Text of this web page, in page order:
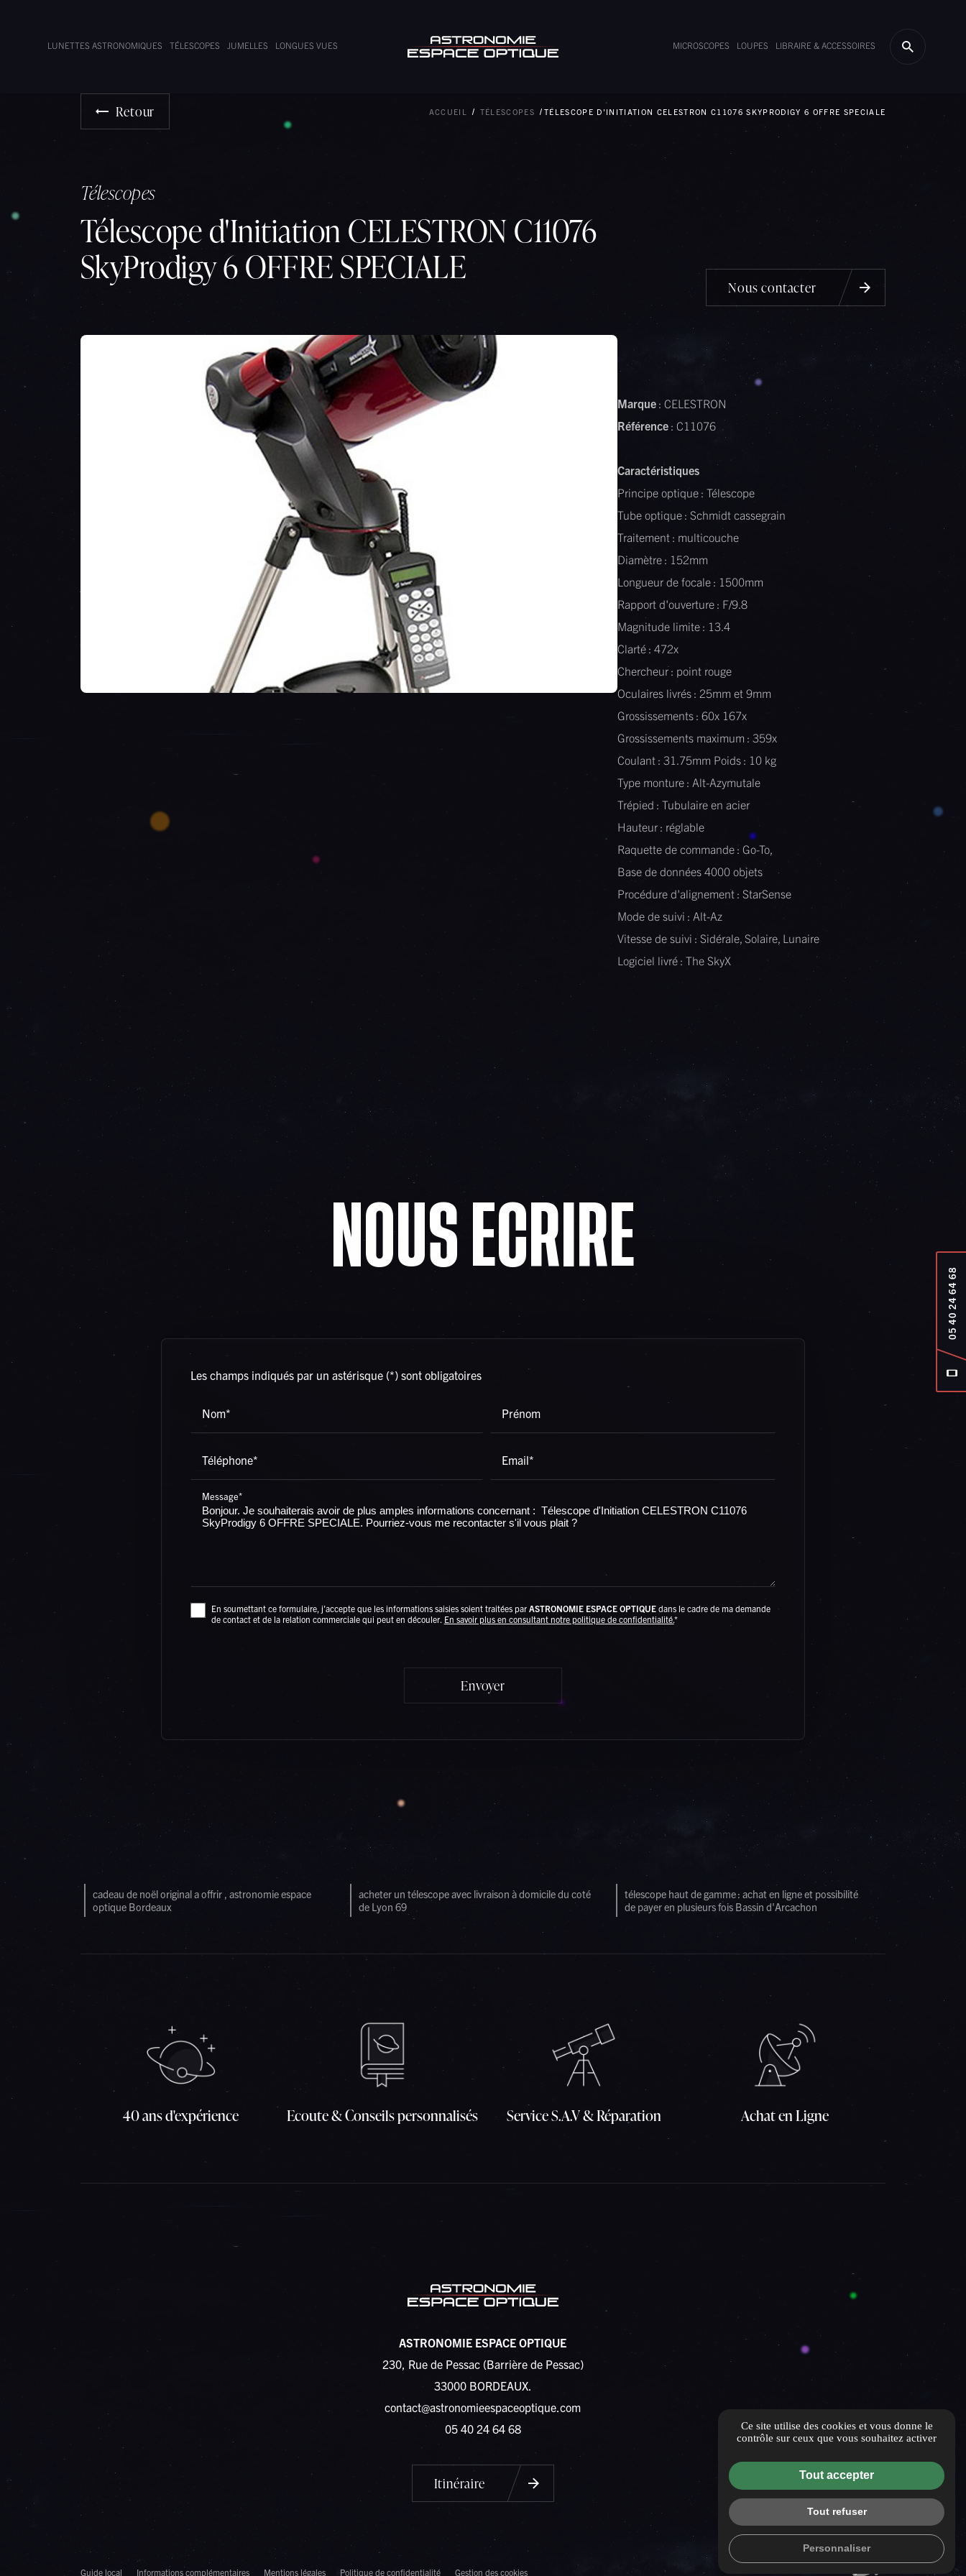
LUNETTES ASTRONOMIQUES TÉLESCOPES JUMELLES LONGUES VUES MICROSCOPES LOUPES LIBRAIRE & ACCESSOIRES
ACCUEIL TÉLESCOPES TÉLESCOPE D'INITIATION CELESTRON C11076 SKYPRODIGY 6 OFFRE SPECIALE
Retour
Télescopes
Télescope d'Initiation CELESTRON C11076
SkyProdigy 6 OFFRE SPECIALE
Nous contacter
Marque: CELESTRON
Référence: C11076
Caractéristiques
Principe optique : Télescope
Tube optique : Schmidt cassegrain
Traitement : multicouche
Diamètre : 152mm
Longueur de focale : 1500mm
Rapport d'ouverture : F/9.8
Magnitude limite : 13.4
Clarté : 472x
Chercheur : point rouge
Oculaires livrés : 25mm et 9mm
Grossissements : 60x 167x
Grossissements maximum : 359x
Coulant : 31.75mm Poids : 10 kg
Type monture : Alt-Azymutale
Trépied : Tubulaire en acier
Hauteur : réglable
Raquette de commande : Go-To,
Base de données 4000 objets
Procédure d'alignement : StarSense
Mode de suivi : Alt-Az
Vitesse de suivi : Sidérale, Solaire, Lunaire
Logiciel livré : The SkyX
Les champs indiqués par un astérisque (*) sont obligatoires
Nom* Prénom
Téléphone* Email*
Message*
En soumettant ce formulaire, j'accepte que les informations saisies soient traitées par ASTRONOMIE ESPACE OPTIQUEdans le cadre de ma demande
de contact et de la relation commerciale qui peut en découler. En savoir plus en consultant notre politique de confidentialité.*
cadeau de noël original a offrir , astronomie espace
optique Bordeaux
acheter un télescope avec livraison à domicile du coté
de Lyon 69
télescope haut de gamme : achat en ligne et possibilité
de payer en plusieurs fois Bassin d'Arcachon
40 ans d'expérience Ecoute & Conseils personnalisés Service S.A.V & Réparation Achat en Ligne
05 40 24 64 68
ASTRONOMIE ESPACE OPTIQUE
230, Rue de Pessac (Barrière de Pessac)
33000 BORDEAUX.
contact@astronomieespaceoptique.com
05 40 24 64 68
Itinéraire
Guide local Informations complémentaires Mentions légales Politique de confidentialité Gestion des cookies
Ce site utilise des cookies et vous donne le
contrôle sur ceux que vous souhaitez activer
Tout accepter
Tout refuser
Personnaliser